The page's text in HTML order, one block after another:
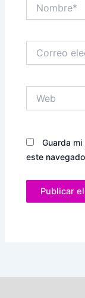
electrónico*
Guarda
este